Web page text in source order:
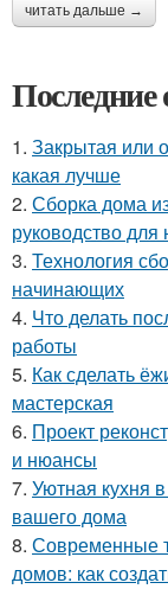
читать дальше →
Последние
1. Закрытая или
какая лучше
2. Сборка дома
руководство
3. Технология
начинающих
4. Что делать
работы
5. Как сделать
мастерская
6. Проект
и нюансы
7. Уютная кухня
вашего дома
8. Современные
домов: как